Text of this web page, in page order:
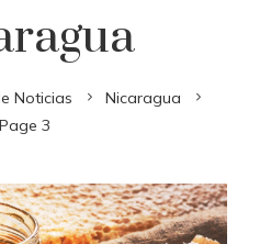
Noticias
Nicaragua
Page 3